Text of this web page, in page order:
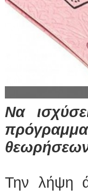
Να
πρόγραμμα
Την λήψη